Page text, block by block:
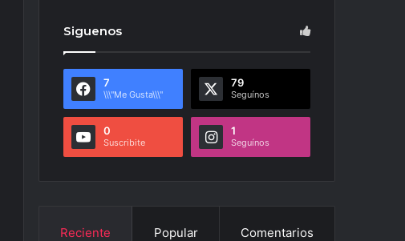
Siguenos
7
\\\"Me Gusta\\\"
79
Seguínos
0
Suscribite
1
Seguínos
Reciente Popular Comentarios